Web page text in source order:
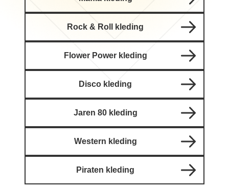
Rock & Roll kleding
Flower Power kleding
Disco kleding
Jaren 80 kleding
Western kleding
Piraten kleding